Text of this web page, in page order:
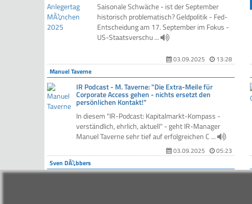
Saisonale Schwäche - ist der September
historisch problematisch? Geldpolitik - Fed-
Entscheidung am 17. September im Fokus -
US-Staatsverschu ...
03.09.2025
13:28
Manuel Taverne
IR Podcast - M. Taverne: "Die Extra-Meile für
Corporate Access gehen - nichts ersetzt den
persönlichen Kontakt!"
In diesem "IR-Podcast: Kapitalmarkt-Kompass -
verständlich, ehrlich, aktuell" - geht IR-Manager
Manuel Taverne sehr tief auf erfolgreichen C ...
03.09.2025
05:23
Sven DÃ¼bbers